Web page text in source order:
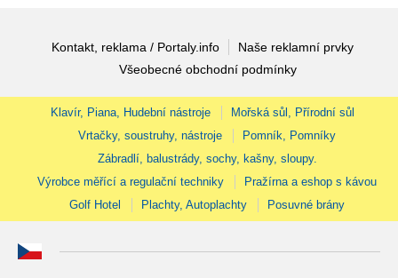
Kontakt, reklama / Portaly.info
Naše reklamní prvky
Všeobecné obchodní podmínky
Klavír, Piana, Hudební nástroje
Mořská sůl, Přírodní sůl
Vrtačky, soustruhy, nástroje
Pomník, Pomníky
Zábradlí, balustrády, sochy, kašny, sloupy.
Výrobce měřící a regulační techniky
Pražírna a eshop s kávou
Golf Hotel
Plachty, Autoplachty Posuvné brány